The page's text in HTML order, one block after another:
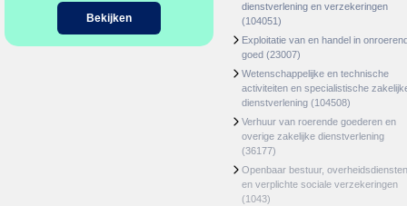
Bekijken
dienstverlening en verzekeringen
(104051)
Exploitatie van en handel in
goed (23007)
Wetenschappelijke en technische
activiteiten en specialistische
dienstverlening (104508)
Verhuur van roerende goederen en
overige zakelijke dienstverlening
(36177)
Openbaar bestuur, overheidsdiensten
en verplichte sociale verzekeringen
(1043)